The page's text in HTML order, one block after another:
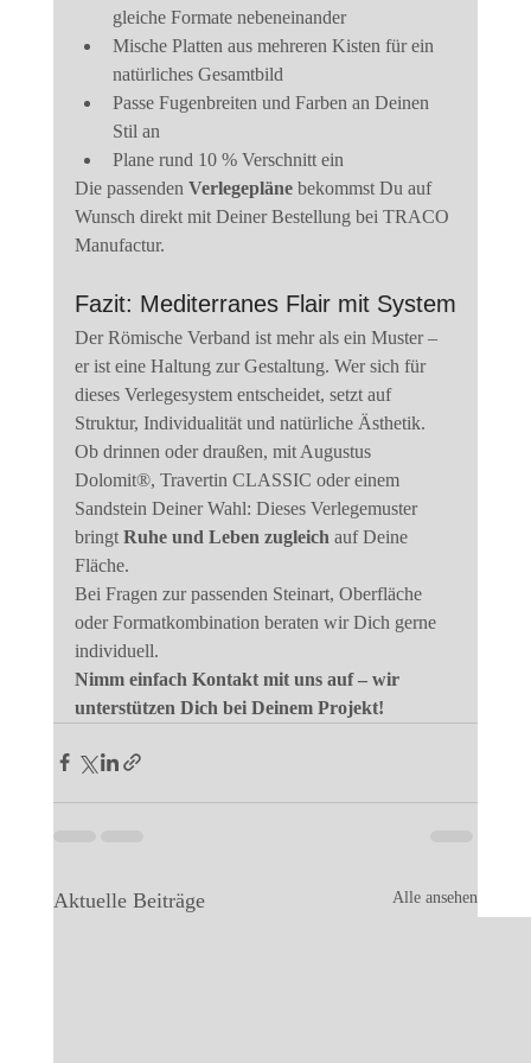
gleiche Formate nebeneinander
Mische Platten aus mehreren Kisten für ein
natürliches Gesamtbild
Passe Fugenbreiten und Farben an Deinen
Stil an
Plane rund 10 % Verschnitt ein
Die passenden Verlegepläne bekommst Du auf
Wunsch direkt mit Deiner Bestellung bei TRACO
Manufactur.
Fazit: Mediterranes Flair mit System
Der Römische Verband ist mehr als ein Muster –
er ist eine Haltung zur Gestaltung. Wer sich für
dieses Verlegesystem entscheidet, setzt auf
Struktur, Individualität und natürliche Ästhetik.
Ob drinnen oder draußen, mit Augustus
Dolomit®, Travertin CLASSIC oder einem
Sandstein Deiner Wahl: Dieses Verlegemuster
bringt Ruhe und Leben zugleich auf Deine
Fläche.
Bei Fragen zur passenden Steinart, Oberfläche
oder Formatkombination beraten wir Dich gerne
individuell.
Nimm einfach Kontakt mit uns auf – wir
unterstützen Dich bei Deinem Projekt!
Aktuelle Beiträge Alle ansehen